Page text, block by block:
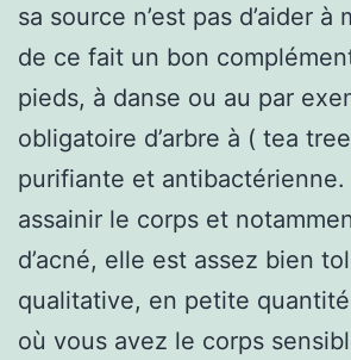
sa source n’est pas d’aider à
de ce fait un bon
pieds, à danse ou au par
obligatoire d’arbre à ( tea
purifiante et
assainir le corps et
d’acné, elle est assez bien
qualitative, en petite
où vous avez le corps